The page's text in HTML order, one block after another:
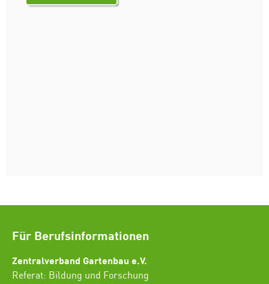
Für Berufsinformationen
Zentralverband Gartenbau e.V.
Referat: Bildung und Forschung